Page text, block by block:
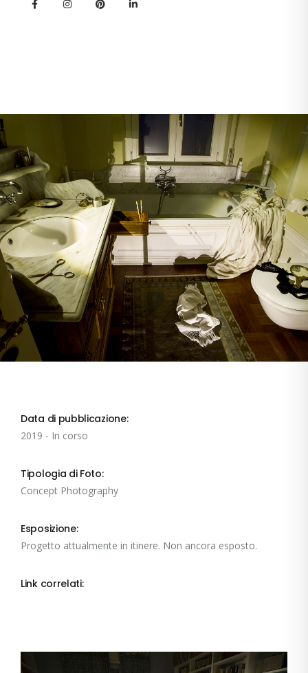
Data di pubblicazione:
2019 - In corso
Tipologia di Foto:
Concept Photography
Esposizione:
Progetto attualmente in itinere. Non ancora esposto.
Link correlati: